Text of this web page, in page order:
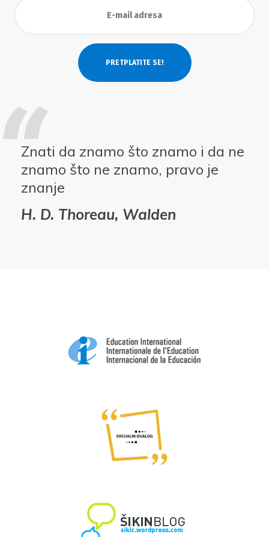
Znati da znamo što znamo i da ne
znamo što ne znamo, pravo je
znanje
H. D. Thoreau, Walden